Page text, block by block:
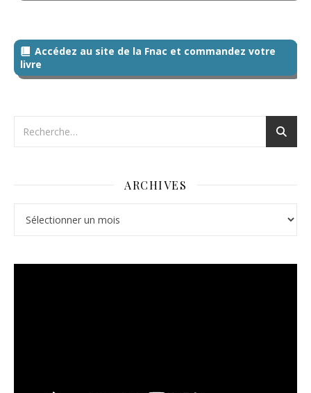
Accédez au site de la Fnac et commandez votre
livre
ARCHIVES